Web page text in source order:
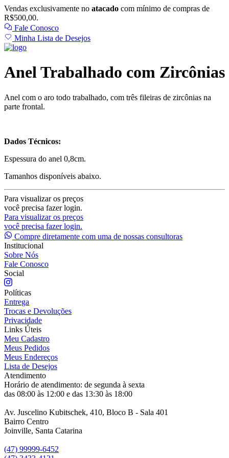
Vendas exclusivamente no atacado com mínimo de compras de
R$500,00.
Fale Conosco
Minha Lista de Desejos
Anel Trabalhado com Zircônias
Anel com o aro todo trabalhado, com três fileiras de zircônias na
parte frontal.
Dados Técnicos:
Espessura do anel 0,8cm.
Tamanhos disponíveis abaixo.
Para visualizar os preços
você precisa fazer login.
Para visualizar os preços
você precisa fazer login.
Compre diretamente com uma de nossas consultoras
Institucional
Sobre Nós
Fale Conosco
Social
Políticas
Entrega
Trocas e Devoluções
Privacidade
Links Úteis
Meu Cadastro
Meus Pedidos
Meus Endereços
Lista de Desejos
Atendimento
Horário de atendimento: de segunda à sexta
das 08:00 às 12:00 e das 13:30 às 18:00
Av. Juscelino Kubitschek, 410, Bloco B - Sala 401
Bairro Centro
Joinville, Santa Catarina
(47) 99999-6452